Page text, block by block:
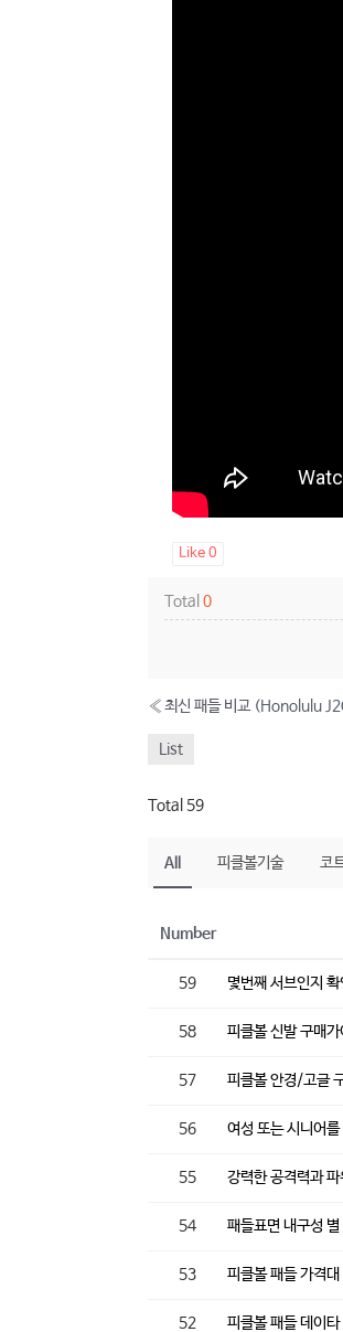
Like0
Total0
« 최신 패들 비교 (Honolulu
List
Total 59
All 피클볼기술 코
Number
59 몇번째 서브인지 확
58 피클볼 신발 구매
57 피클볼 안경/고글
56 여성 또는 시니어
55 강력한 공격력과
54 패들표면 내구성
53 피클볼 패들 가격
52 피클볼 패들 데이